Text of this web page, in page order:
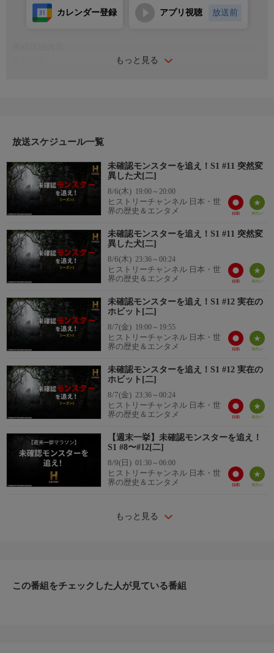
もっと見る
カレンダー登録 アプリ視聴 放送前
放送スケジュール一覧
未確認モンスターを追え！S1 #11 突然変
異した犬[二]
8/6(木) 19:00～20:00
ヒストリーチャンネル 日本・世
界の歴史＆エンタメ
未確認モンスターを追え！S1 #11 突然変
異した犬[二]
8/6(木) 23:36～00:24
ヒストリーチャンネル 日本・世
界の歴史＆エンタメ
未確認モンスターを追え！S1 #12 実在の
ホビット[二]
8/7(金) 19:00～19:55
ヒストリーチャンネル 日本・世
界の歴史＆エンタメ
未確認モンスターを追え！S1 #12 実在の
ホビット[二]
8/7(金) 23:36～00:24
ヒストリーチャンネル 日本・世
界の歴史＆エンタメ
【週末一挙】未確認モンスターを追え！
S1 #8〜#12[二]
8/9(日) 01:30～06:00
ヒストリーチャンネル 日本・世
界の歴史＆エンタメ
もっと見る
この番組をチェックした人が見ている番組